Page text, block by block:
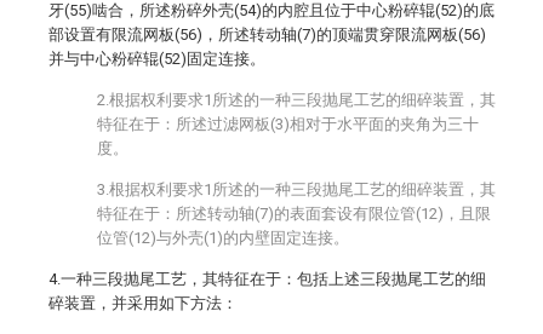
牙(55)啮合，所述粉碎外壳(54)的内腔且位于中心粉碎辊(52)的底
部设置有限流网板(56)，所述转动轴(7)的顶端贯穿限流网板(56)
并与中心粉碎辊(52)固定连接。
2.根据权利要求1所述的一种三段抛尾工艺的细碎装置，其
特征在于：所述过滤网板(3)相对于水平面的夹角为三十
度。
3.根据权利要求1所述的一种三段抛尾工艺的细碎装置，其
特征在于：所述转动轴(7)的表面套设有限位管(12)，且限
位管(12)与外壳(1)的内壁固定连接。
4.一种三段抛尾工艺，其特征在于：包括上述三段抛尾工艺的细
碎装置，并采用如下方法：